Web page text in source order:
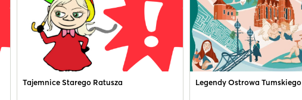
Tajemnice Starego Ratusza Legendy Ostrowa Tumskiego